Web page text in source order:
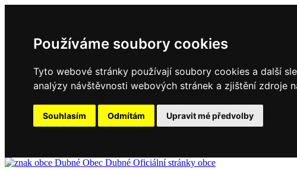
Používáme soubory cookies
Tyto webové stránky používají soubory cookies a další
analýzy návštěvnosti webových stránek a zjištění zdroje
Souhlasím Odmítám Upravit mé předvolby
Obec Dubné Oficiální stránky obce